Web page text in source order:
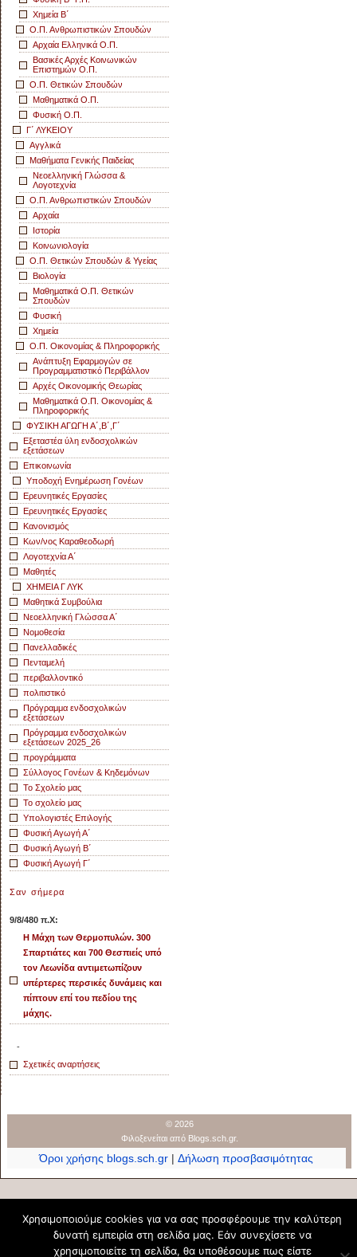
Χημεία Β΄
Ο.Π. Ανθρωπιστικών Σπουδών
Αρχαία Ελληνικά Ο.Π.
Βασικές Αρχές Κοινωνικών
Επιστημών Ο.Π.
Ο.Π. Θετικών Σπουδών
Μαθηματικά Ο.Π.
Φυσική Ο.Π.
Γ΄ ΛΥΚΕΙΟΥ
Αγγλικά
Μαθήματα Γενικής Παιδείας
Νεοελληνική Γλώσσα &
Λογοτεχνία
Ο.Π. Ανθρωπιστικών Σπουδών
Αρχαία
Ιστορία
Κοινωνιολογία
Ο.Π. Θετικών Σπουδών & Υγείας
Βιολογία
Μαθηματικά Ο.Π. Θετικών
Σπουδών
Φυσική
Χημεία
Ο.Π. Οικονομίας & Πληροφορικής
Ανάπτυξη Εφαρμογών σε
Προγραμματιστικό Περιβάλλον
Αρχές Οικονομικής Θεωρίας
Μαθηματικά Ο.Π. Οικονομίας &
Πληροφορικής
ΦΥΣΙΚΗ ΑΓΩΓΗ Α΄,Β΄,Γ΄
Εξεταστέα ύλη ενδοσχολικών
εξετάσεων
Επικοινωνία
Υποδοχή Ενημέρωση Γονέων
Ερευνητικές Εργασίες
Ερευνητικές Εργασίες
Κανονισμός
Κων/νος Καραθεοδωρή
Λογοτεχνία Α΄
Μαθητές
ΧΗΜΕΙΑ Γ ΛΥΚ
Μαθητικά Συμβούλια
Νεοελληνική Γλώσσα Α΄
Νομοθεσία
Πανελλαδικές
Πενταμελή
περιβαλλοντικό
πολιτιστικό
Πρόγραμμα ενδοσχολικών
εξετάσεων
Πρόγραμμα ενδοσχολικών
εξετάσεων 2025_26
προγράμματα
Σύλλογος Γονέων & Κηδεμόνων
Το Σχολείο μας
Το σχολείο μας
Υπολογιστές Επιλογής
Φυσική Αγωγή Α΄
Φυσική Αγωγή Β΄
Φυσική Αγωγή Γ΄
Σαν σήμερα
9/8/480 π.Χ:
Η Μάχη των Θερμοπυλών. 300
Σπαρτιάτες και 700 Θεσπιείς υπό
τον Λεωνίδα αντιμετωπίζουν
υπέρτερες περσικές δυνάμεις και
πίπτουν επί του πεδίου της
μάχης.
-
Σχετικές αναρτήσεις
© 2026
Φιλοξενείται από Blogs.sch.gr.
Όροι χρήσης blogs.sch.gr |Δήλωση προσβασιμότητας
Χρησιμοποιούμε cookies για να σας προσφέρουμε την καλύτερη
δυνατή εμπειρία στη σελίδα μας. Εάν συνεχίσετε να
χρησιμοποιείτε τη σελίδα, θα υποθέσουμε πως είστε